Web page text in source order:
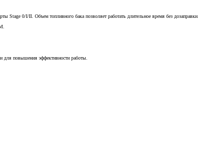
0/I/II. Объем топливного бака позволяет работать длительное время без дозаправки.
для повышения эффективности работы.